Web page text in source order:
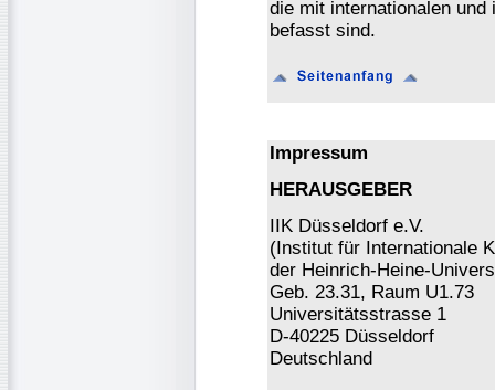
die mit internationalen und
befasst sind.
Impressum
HERAUSGEBER
IIK Düsseldorf e.V.
(Institut für Internationale
der Heinrich-Heine-
Geb. 23.31, Raum U1.73
Universitätsstrasse 1
D-40225 Düsseldorf
Deutschland